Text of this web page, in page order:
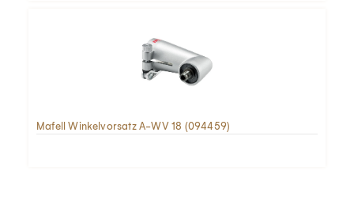
Mafell Winkelvorsatz A-WV 18 (094459)